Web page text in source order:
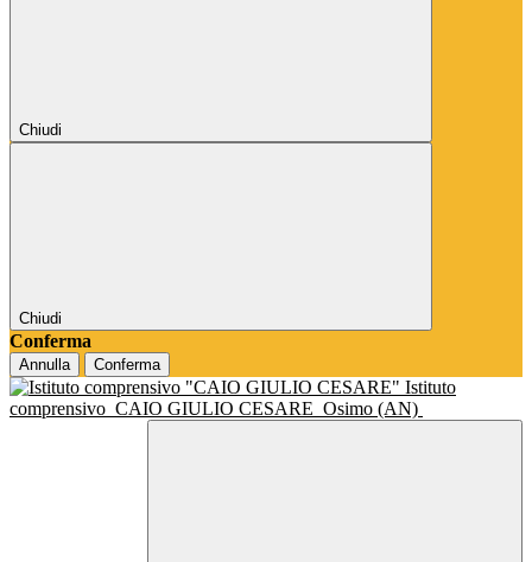
Chiudi
Chiudi
Conferma
Annulla Conferma
Istituto
comprensivo CAIO GIULIO CESARE Osimo (AN)